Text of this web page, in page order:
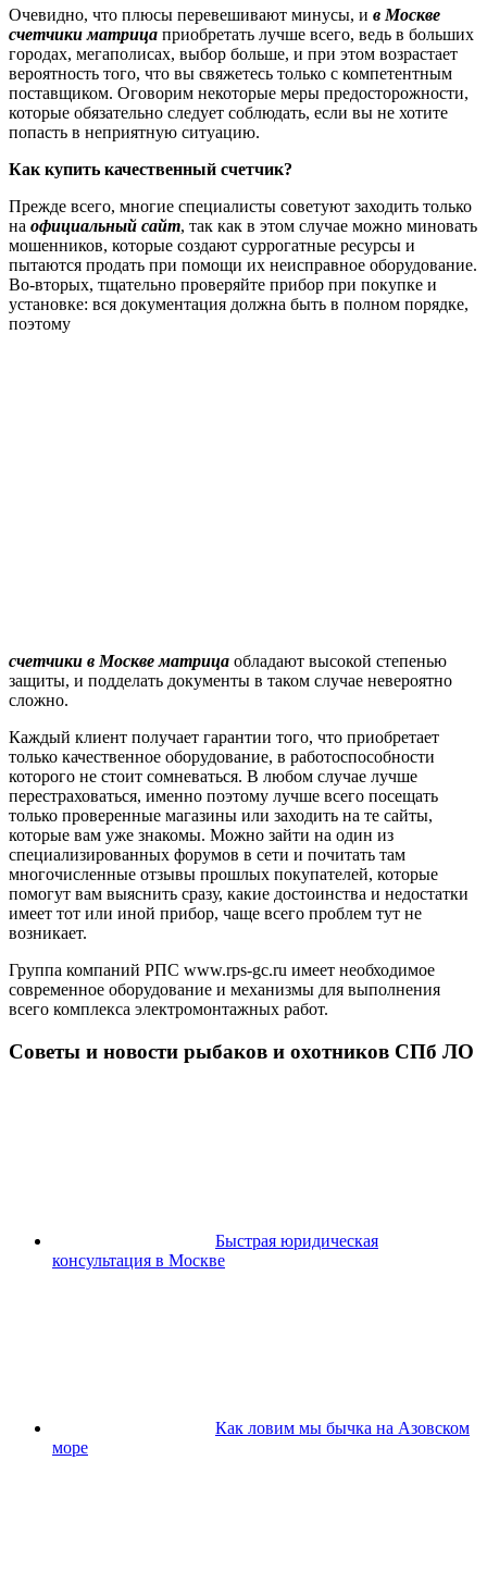
Очевидно, что плюсы перевешивают минусы, и в Москве
счетчики матрица приобретать лучше всего, ведь в больших
городах, мегаполисах, выбор больше, и при этом возрастает
вероятность того, что вы свяжетесь только с компетентным
поставщиком. Оговорим некоторые меры предосторожности,
которые обязательно следует соблюдать, если вы не хотите
попасть в неприятную ситуацию.
Как купить качественный счетчик?
Прежде всего, многие специалисты советуют заходить только
на официальный сайт, так как в этом случае можно миновать
мошенников, которые создают суррогатные ресурсы и
пытаются продать при помощи их неисправное оборудование.
Во-вторых, тщательно проверяйте прибор при покупке и
установке: вся документация должна быть в полном порядке,
поэтому
счетчики в Москве матрица обладают высокой степенью
защиты, и подделать документы в таком случае невероятно
сложно.
Каждый клиент получает гарантии того, что приобретает
только качественное оборудование, в работоспособности
которого не стоит сомневаться. В любом случае лучше
перестраховаться, именно поэтому лучше всего посещать
только проверенные магазины или заходить на те сайты,
которые вам уже знакомы. Можно зайти на один из
специализированных форумов в сети и почитать там
многочисленные отзывы прошлых покупателей, которые
помогут вам выяснить сразу, какие достоинства и недостатки
имеет тот или иной прибор, чаще всего проблем тут не
возникает.
Группа компаний РПС www.rps-gc.ru имеет необходимое
современное оборудование и механизмы для выполнения
всего комплекса электромонтажных работ.
Советы и новости рыбаков и охотников СПб ЛО
Быстрая юридическая
консультация в Москве
Как ловим мы бычка на Азовском
море